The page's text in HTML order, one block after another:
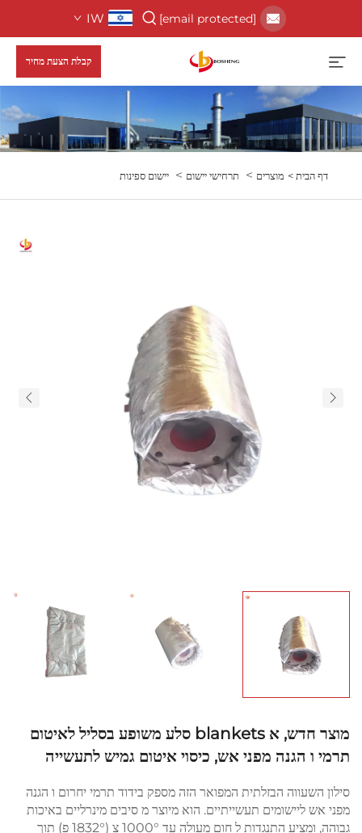
[email protected]
IW
קבלת הצעת מחיר
דף הבית > מוצרים > תרחישי יישום > יישום ספינות
מוצר חדש, א blankets סלע משופע בסליל לאיטום
תרמי ו הגנה מפני אש, כיסוי איטום גמיש לתעשייה
סילון השעווה הבזלתית המפואר הזה מספק בידוד תרמי יחרום ו הגנה
מפני אש ליישומים תעשייתיים. הוא מיוצר מ סיבים מינרליים באיכות
גבוהה, ומציע התנגדות ל חום מעולה עד 1000° צ (1832° פ) תוך